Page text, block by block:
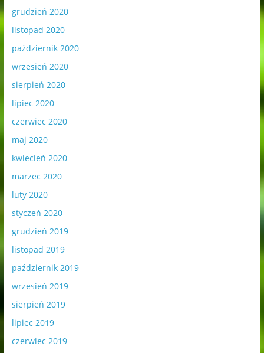
grudzień 2020
listopad 2020
październik 2020
wrzesień 2020
sierpień 2020
lipiec 2020
czerwiec 2020
maj 2020
kwiecień 2020
marzec 2020
luty 2020
styczeń 2020
grudzień 2019
listopad 2019
październik 2019
wrzesień 2019
sierpień 2019
lipiec 2019
czerwiec 2019